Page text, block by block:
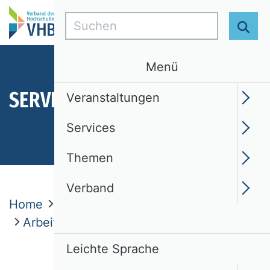
SERVICES
Home
Arbeitsgruppe
Suchen
Menü
Veranstaltungen
Services
Themen
Verband
Leichte Sprache